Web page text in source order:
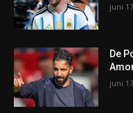
juni
De
juni